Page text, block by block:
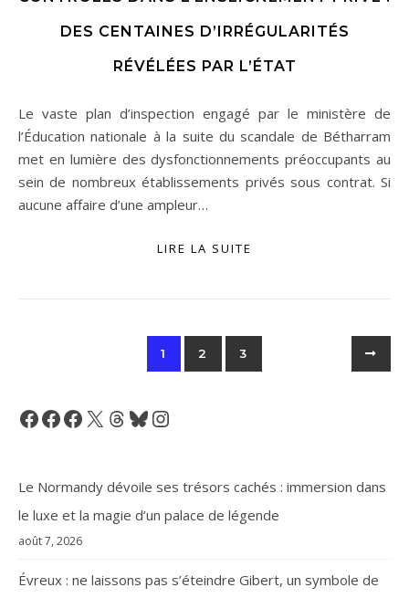
DES CENTAINES D’IRRÉGULARITÉS
RÉVÉLÉES PAR L’ÉTAT
Le vaste plan d’inspection engagé par le ministère de
l’Éducation nationale à la suite du scandale de Bétharram
met en lumière des dysfonctionnements préoccupants au
sein de nombreux établissements privés sous contrat. Si
aucune affaire d’une ampleur…
LIRE LA SUITE
1 2 3
Facebook
Facebook
Facebook
X Threads
BlueskyInstagram
Le Normandy dévoile ses trésors cachés : immersion dans
le luxe et la magie d’un palace de légende
août 7, 2026
Évreux : ne laissons pas s’éteindre Gibert, un symbole de